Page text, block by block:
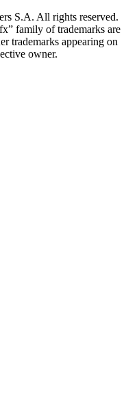
S.A. All rights reserved.
family of trademarks are
trademarks appearing on
owner.